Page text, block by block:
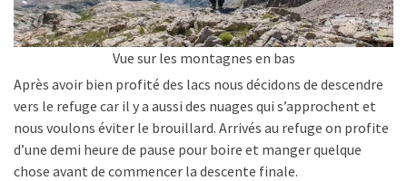
Vue sur les montagnes en bas
Après avoir bien profité des lacs nous décidons de descendre
vers le refuge car il y a aussi des nuages qui s’approchent et
nous voulons éviter le brouillard. Arrivés au refuge on profite
d’une demi heure de pause pour boire et manger quelque
chose avant de commencer la descente finale.